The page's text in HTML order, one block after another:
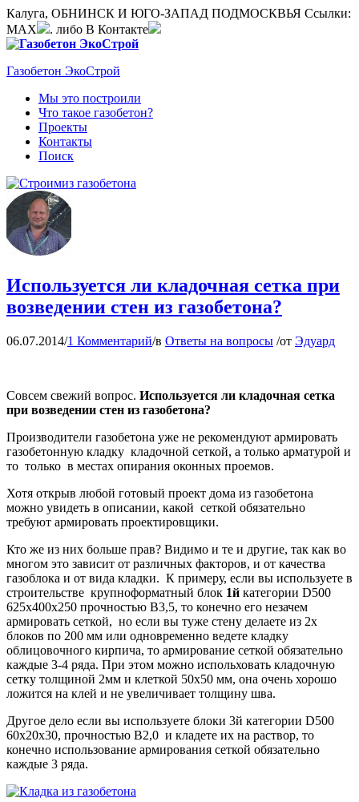
Калуга, ОБНИНСК И ЮГО-ЗАПАД ПОДМОСКВЬЯ Ссылки:
MAX
. либо В Контакте
Газобетон ЭкоСтрой
Мы это построили
Что такое газобетон?
Проекты
Контакты
Поиск
Используется ли кладочная сетка при
возведении стен из газобетона?
06.07.2014/1 Комментарий/в Ответы на вопросы /от Эдуард
Совсем свежий вопрос. Используется ли кладочная сетка
при возведении стен из газобетона?
Производители газобетона уже не рекомендуют армировать
газобетонную кладку кладочной сеткой, а только арматурой и
то только в местах опирания оконных проемов.
Хотя открыв любой готовый проект дома из газобетона
можно увидеть в описании, какой сеткой обязательно
требуют армировать проектировщики.
Кто же из них больше прав? Видимо и те и другие, так как во
многом это зависит от различных факторов, и от качества
газоблока и от вида кладки. К примеру, если вы используете в
строительстве крупноформатный блок 1й категории D500
625х400х250 прочностью B3,5, то конечно его незачем
армировать сеткой, но если вы туже стену делаете из 2х
блоков по 200 мм или одновременно ведете кладку
облицовочного кирпича, то армирование сеткой обязательно
каждые 3-4 ряда. При этом можно испольховать кладочную
сетку толщиной 2мм и клеткой 50х50 мм, она очень хорошо
ложится на клей и не увеличивает толщину шва.
Другое дело если вы используете блоки 3й категории D500
60х20х30, прочностью В2,0 и кладете их на раствор, то
конечно использование армирования сеткой обязательно
каждые 3 ряда.